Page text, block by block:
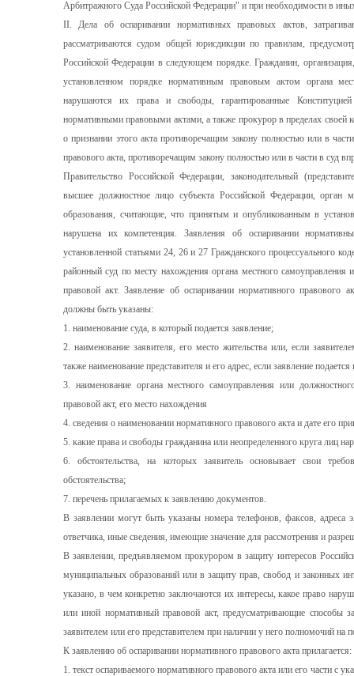
Арбитражного Суда Российской Федерации" и при необходимости в
II. Дела об оспаривании нормативных правовых актов,
рассматриваются судом общей юрисдикции по правилам,
Российской Федерации в следующем порядке. Гражданин,
установленном порядке нормативным правовым актом органа
нарушаются их права и свободы, гарантированные
нормативными правовыми актами, а также прокурор в пределах своей
о признании этого акта противоречащим закону полностью или в
правового акта, противоречащим закону полностью или в части в суд
Правительство Российской Федерации, законодательный
высшее должностное лицо субъекта Российской Федерации, орган
образования, считающие, что принятым и опубликованным в
нарушена их компетенция. Заявления об оспаривании
установленной статьями 24, 26 и 27 Гражданского процессуального
районный суд по месту нахождения органа местного
правовой акт. Заявление об оспаривании нормативного правового
должны быть указаны:
1. наименование суда, в который подается заявление;
2. наименование заявителя, его место жительства или, если
также наименование представителя и его адрес, если заявление
3. наименование органа местного самоуправления или
правовой акт, его место нахождения
4. сведения о наименовании нормативного правового акта и дате его
5. какие права и свободы гражданина или неопределенного круга лиц
6. обстоятельства, на которых заявитель основывает свои
обстоятельства;
7. перечень прилагаемых к заявлению документов.
В заявлении могут быть указаны номера телефонов, факсов, адреса
ответчика, иные сведения, имеющие значение для рассмотрения и
В заявлении, предъявляемом прокурором в защиту интересов
муниципальных образований или в защиту прав, свобод и законных
указано, в чем конкретно заключаются их интересы, какое право
или иной нормативный правовой акт, предусматривающие способы
заявителем или его представителем при наличии у него полномочий на
К заявлению об оспаривании нормативного правового акта прилагается:
1. текст оспариваемого нормативного правового акта или его части с